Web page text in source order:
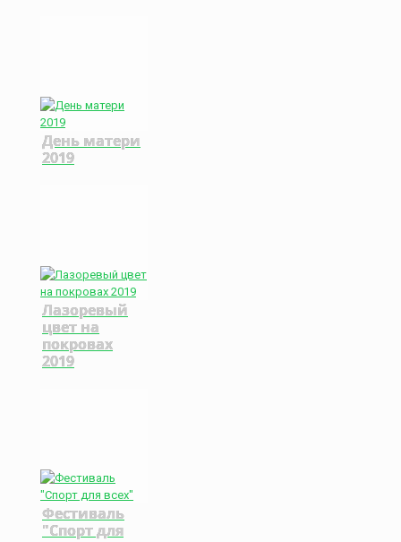
День матери
2019
Лазоревый
цвет на
покровах
2019
Фестиваль
"Спорт для